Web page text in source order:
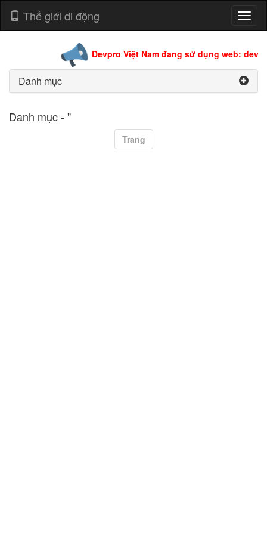
Thế giới di động
Devpro Việt Nam đang sử dụng web:
Danh mục
Danh mục - "
Trang